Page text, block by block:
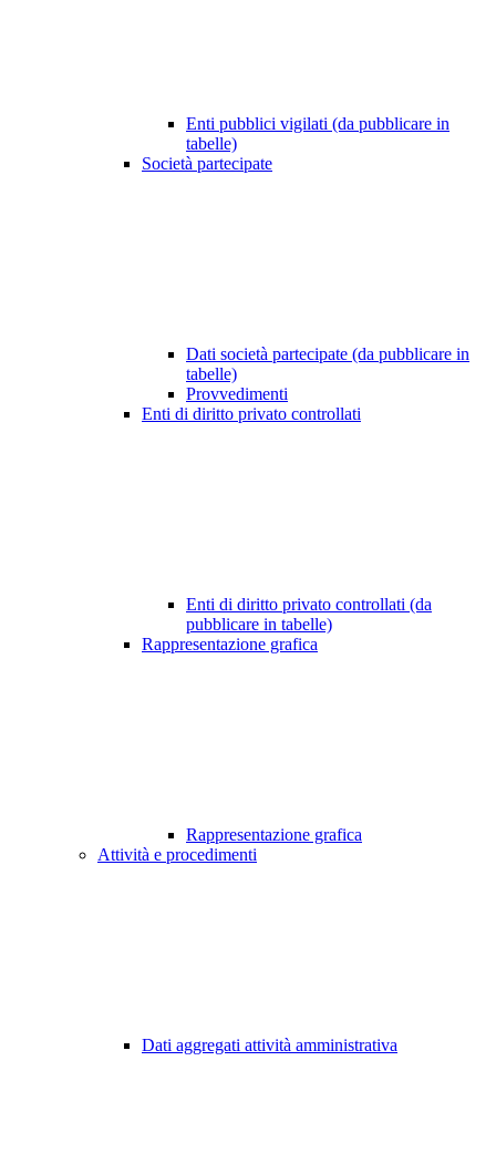
Enti pubblici vigilati (da pubblicare in
tabelle)
Società partecipate
Dati società partecipate (da pubblicare in
tabelle)
Provvedimenti
Enti di diritto privato controllati
Enti di diritto privato controllati (da
pubblicare in tabelle)
Rappresentazione grafica
Rappresentazione grafica
Attività e procedimenti
Dati aggregati attività amministrativa